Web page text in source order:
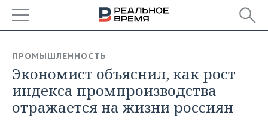
БАШКОРТОСТАН
ТАТАРСТАН
НОВОСТИ
АНАЛИТИКА
ПРОМЫШЛЕННОСТЬ
Экономист объяснил, как рост
индекса промпроизводства
отражается на жизни россиян